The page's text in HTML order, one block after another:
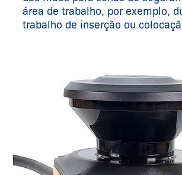
área de trabalho, por exemplo,
trabalho de inserção ou